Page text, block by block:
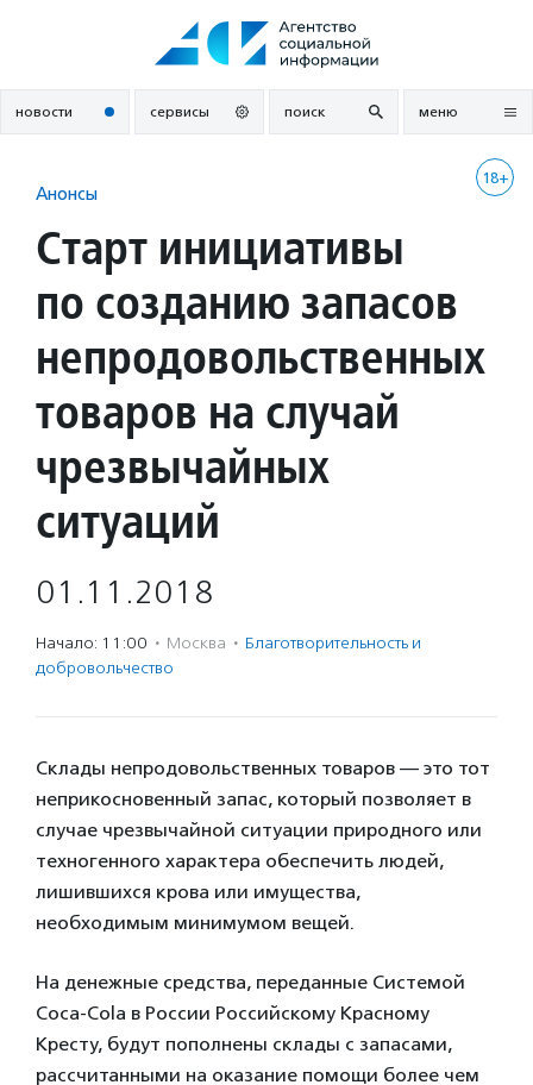
новости сервисы поиск меню
18+
Анонсы
Старт инициативы
по созданию запасов
непродовольственных
товаров на случай
чрезвычайных
ситуаций
01.11.2018
Начало: 11:00 · Москва · Благотвори­тель­ность и
доброволь­чест­во
Склады непродовольственных товаров — это тот
неприкосновенный запас, который позволяет в
случае чрезвычайной ситуации природного или
техногенного характера обеспечить людей,
лишившихся крова или имущества,
необходимым минимумом вещей.
На денежные средства, переданные Системой
Coca-Cola в России Российскому Красному
Кресту, будут пополнены склады с запасами,
рассчитанными на оказание помощи более чем